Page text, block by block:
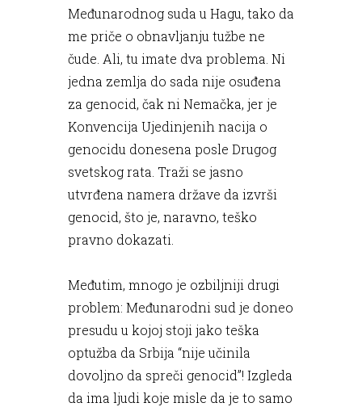
Međunarodnog suda u Hagu, tako da
me priče o obnavljanju tužbe ne
čude. Ali, tu imate dva problema. Ni
jedna zemlja do sada nije osuđena
za genocid, čak ni Nemačka, jer je
Konvencija Ujedinjenih nacija o
genocidu donesena posle Drugog
svetskog rata. Traži se jasno
utvrđena namera države da izvrši
genocid, što je, naravno, teško
pravno dokazati.
Međutim, mnogo je ozbiljniji drugi
problem: Međunarodni sud je doneo
presudu u kojoj stoji jako teška
optužba da Srbija “nije učinila
dovoljno da spreči genocid”! Izgleda
da ima ljudi koje misle da je to samo